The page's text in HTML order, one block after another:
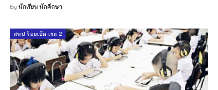
By นักเรียน นักศึกษา
สพป.ร้อยเอ็ด เขต 2